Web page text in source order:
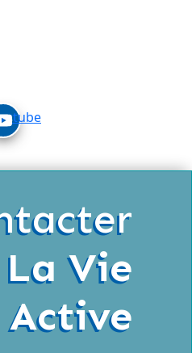
La Vie
Active